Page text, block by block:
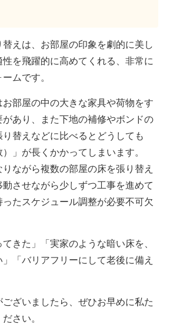
えは、お部屋の印象を劇的に美し
性を飛躍的に高めてくれる、非常に
ムです。
部屋の中の大きな家具や荷物をす
あり、また下地の補修やボンドの
替えなどに比べるとどうしても
）」が長くかかってしまいます。
ながら複数の部屋の床を張り替え
させながら少しずつ工事を進めて
たスケジュール調整が必要不可欠
てきた」「実家のような暗い床を、
「バリアフリーにして老後に備え
ざいましたら、ぜひお早めに私た
さい。